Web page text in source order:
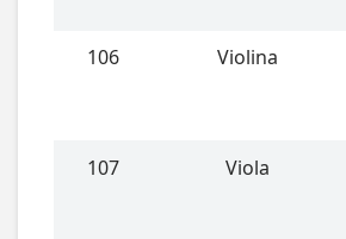
106 Violina
107 Viola